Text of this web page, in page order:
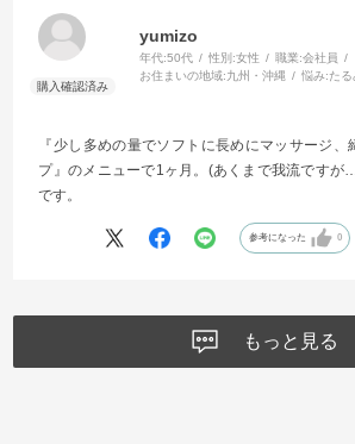
yumizo
年代:50代 性別:女性 職業:会社員
お住まいの地域:九州・沖縄 悩み:たる
『少し多めの量でソフトに長めにマッサージ、
プ』のメニューで1ヶ月。(あくまで我流ですが
です。
参考になった 0
もっと見る